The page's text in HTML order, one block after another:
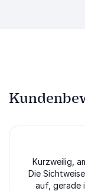
von5
Kurzweilig,
Die
auf, gerade